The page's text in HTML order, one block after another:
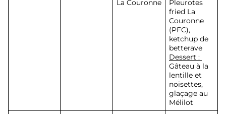
La Couronne
Pleurotes
fried La
Couronne
(PFC),
ketchup de
betterave
Dessert :
Gâteau à la
lentille et
noisettes,
glaçage au
Mélilot